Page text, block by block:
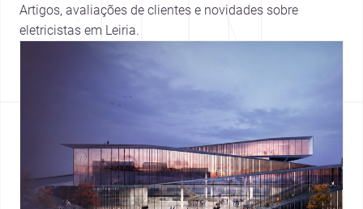
Artigos, avaliações de clientes e novidades sobre
eletricistas em Leiria.